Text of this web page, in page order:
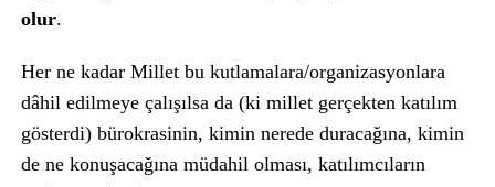
olur.
Her ne kadar Millet bu kutlamalara/organizasyonlara
dâhil edilmeye çalışılsa da (ki millet gerçekten katılım
gösterdi) bürokrasinin, kimin nerede duracağına, kimin
de ne konuşacağına müdahil olması, katılımcıların